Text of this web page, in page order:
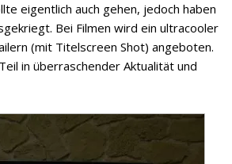
eigentlich auch gehen, jedoch haben
Bei Filmen wird ein ultracooler
(mit Titelscreen Shot) angeboten.
in überraschender Aktualität und